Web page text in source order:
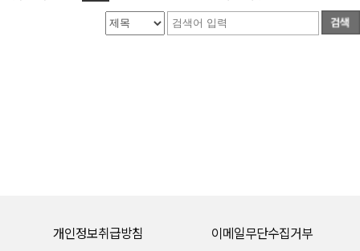
개인정보취급방침 이메일무단수집거부